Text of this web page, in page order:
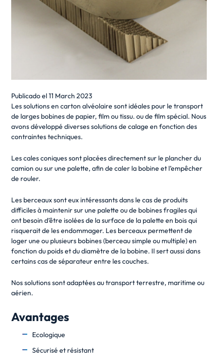
Publicado el11 March 2023
Les solutions en carton alvéolaire sont idéales pour le transport
de larges bobines de papier, film ou tissu. ou de film spécial. Nous
avons développé diverses solutions de calage en fonction des
contraintes techniques.
Les cales coniques sont placées directement sur le plancher du
camion ou sur une palette, afin de caler la bobine et l’empêcher
de rouler.
Les berceaux sont eux intéressants dans le cas de produits
difficiles à maintenir sur une palette ou de bobines fragiles qui
ont besoin d’être isolées de la surface de la palette en bois qui
risquerait de les endommager. Les berceaux permettent de
loger une ou plusieurs bobines (berceau simple ou multiple) en
fonction du poids et du diamètre de la bobine. Il sert aussi dans
certains cas de séparateur entre les couches.
Nos solutions sont adaptées au transport terrestre, maritime ou
aérien.
Avantages
Ecologique
Sécurisé et résistant